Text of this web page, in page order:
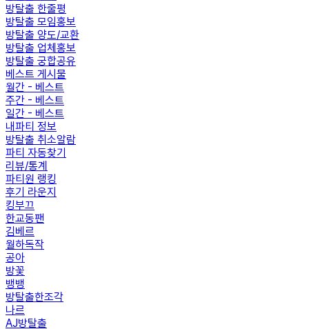
방탈출 한줄평
방탈출 모임홍보
방탈출 양도/교환
방탈출 업체홍보
방탈출 궁합공유
베스트 게시물
월간 - 베스트
주간 - 베스트
일간 - 베스트
내파티 정보
방탈출 취소알람
파티 자동찾기
리뷰/통계
파티원 랭킹
후기 라운지
킹부끄
한교동팬
김베르
월하독작
공아
방꽃
뱅뱅
방탈출한조각
나르
AJ방탈출